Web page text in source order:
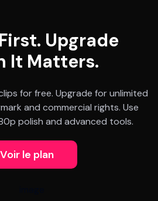
Upgrade
It Matters.
for free. Upgrade for unlimited
and commercial rights. Use
polish and advanced tools.
Voir le plan